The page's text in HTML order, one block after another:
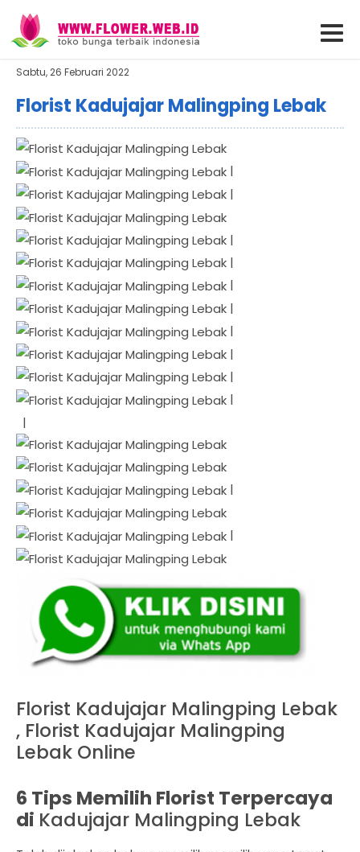
Sabtu, 26 Februari 2022
Florist Kadujajar Malingping Lebak
|
|
|
|
|
|
|
|
|
|
|
|
|
Florist Kadujajar Malingping Lebak
, Florist Kadujajar Malingping
Lebak Online
6 Tips Memilih Florist Terpercaya
di Kadujajar Malingping Lebak